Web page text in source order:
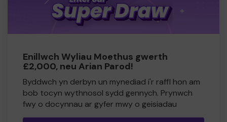
Enillwch Wyliau Moethus gwerth
£2,000, neu Arian Parod!
Byddwch yn derbyn un mynediad i'r raffl hon am
bob tocyn wythnosol sydd gennych. Prynwch
fwy o docynnau ar gyfer mwy o geisiadau